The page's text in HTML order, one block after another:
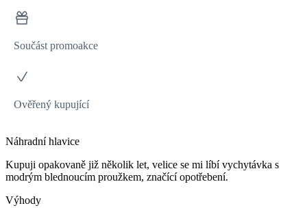
Součást promoakce
Ověřený kupující
Náhradní hlavice
Kupuji opakovaně již několik let, velice se mi líbí vychytávka s
modrým blednoucím proužkem, značící opotřebení.
Výhody